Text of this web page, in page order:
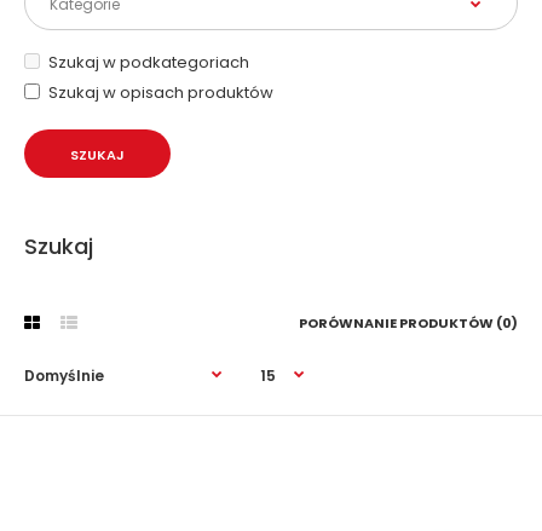
Szukaj w podkategoriach
Szukaj w opisach produktów
Szukaj
PORÓWNANIE PRODUKTÓW (0)